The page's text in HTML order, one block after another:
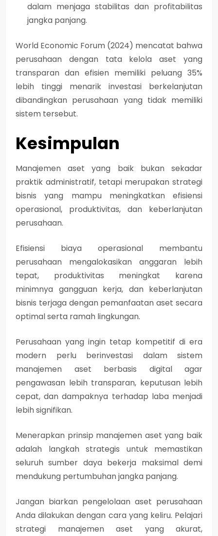
dalam menjaga stabilitas dan profitabilitas
jangka panjang.
World Economic Forum (2024) mencatat bahwa
perusahaan dengan tata kelola aset yang
transparan dan efisien memiliki peluang 35%
lebih tinggi menarik investasi berkelanjutan
dibandingkan perusahaan yang tidak memiliki
sistem tersebut.
Kesimpulan
Manajemen aset yang baik bukan sekadar
praktik administratif, tetapi merupakan strategi
bisnis yang mampu meningkatkan efisiensi
operasional, produktivitas, dan keberlanjutan
perusahaan.
Efisiensi biaya operasional membantu
perusahaan mengalokasikan anggaran lebih
tepat, produktivitas meningkat karena
minimnya gangguan kerja, dan keberlanjutan
bisnis terjaga dengan pemanfaatan aset secara
optimal serta ramah lingkungan.
Perusahaan yang ingin tetap kompetitif di era
modern perlu berinvestasi dalam sistem
manajemen aset berbasis digital agar
pengawasan lebih transparan, keputusan lebih
cepat, dan dampaknya terhadap laba menjadi
lebih signifikan.
Menerapkan prinsip manajemen aset yang baik
adalah langkah strategis untuk memastikan
seluruh sumber daya bekerja maksimal demi
mendukung pertumbuhan jangka panjang.
Jangan biarkan pengelolaan aset perusahaan
Anda dilakukan dengan cara yang keliru. Pelajari
strategi manajemen aset yang akurat,